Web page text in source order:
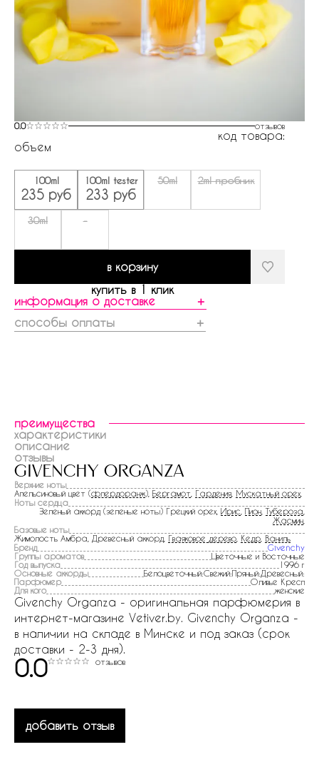
0.0 отзывов
код товара:
объем
100ml
235 руб
100ml tester
233 руб
50ml 2ml пробник
30ml -
в корзину
купить в 1 клик
информация о доставке
＋
способы оплаты
＋
преимущества
характеристики
описание
отзывы
givenchy organza
Верхние ноты
Апельсиновый цвет (флердоранж), Бергамот Гардения Мускатный орех
Ноты сердца
Зеленый аккорд (зеленые ноты) Грецкий орех, Ирис Пион Тубероза
Жасмин
Базовые ноты
Жимолость Амбра, Древесный аккорд, Гваяковое дерево Кедр Ваниль
Бренд
Givenchy
Группы ароматов
Цветочные и Восточные
Год выпуска
1996 г
Основные аккорды
Белоцветочный:Свежий:Пряный:Древесный:
Парфюмер
Оливье Кресп
Для кого
женские
Givenchy Organza - оригинальная парфюмерия в
интернет-магазине Vetiver.by. Givenchy Organza -
в наличии на складе в Минске и под заказ (срок
доставки - 2-3 дня).
0.0 отзывов
добавить отзыв